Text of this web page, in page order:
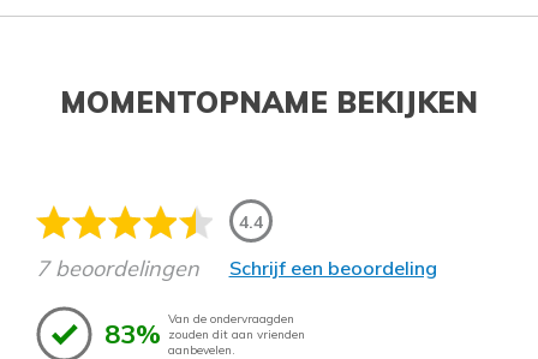
MOMENTOPNAME BEKIJKEN
4.4
7 beoordelingen Schrijf een beoordeling
83% Van de ondervraagden
zouden dit aan vrienden
aanbevelen.